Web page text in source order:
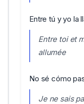
Entre tú y yo la
Entre toi et
allumée
No sé cómo
Je ne sais